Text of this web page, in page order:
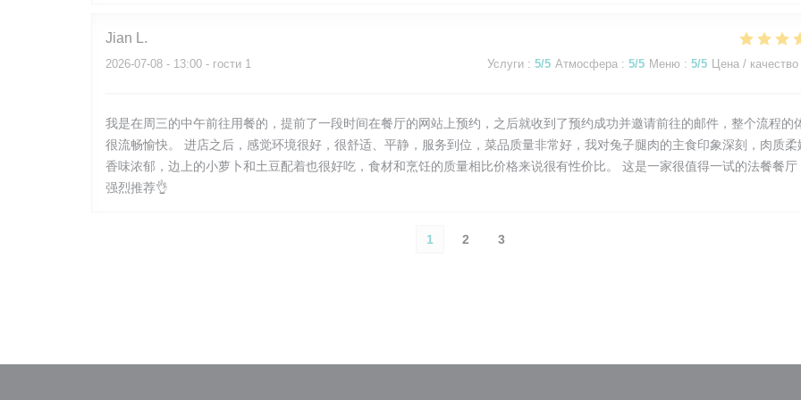
Jian L
2026-07-08 - 13:00 - гости 1 Услуги : 5/5 Атмосфера : 5/5 Меню : 5/5 Цена / качество
我是在周三的中午前往用餐的，提前了一段时间在餐厅的网站上预约，之后就收到了预约成功并邀请前往的邮件，整个流程的
很流畅愉快。 进店之后，感觉环境很好，很舒适、平静，服务到位，菜品质量非常好，我对兔子腿肉的主食印象深刻，肉质柔
香味浓郁，边上的小萝卜和土豆配着也很好吃，食材和烹饪的质量相比价格来说很有性价比。 这是一家很值得一试的法餐餐厅
强烈推荐👌
1 2 3